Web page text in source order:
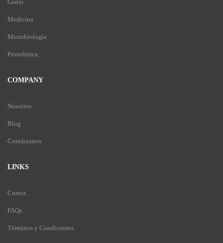
Gratis
Medicina
Microbiología
Proteómica
COMPANY
Nosotros
Blog
Contáctanos
LINKS
Cursos
FAQs
Términos y Condiciones